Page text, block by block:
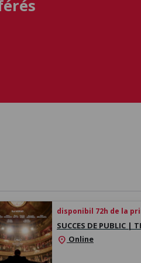
disponibil 72h de la
SUCCES DE PUBLIC |
location_on Online